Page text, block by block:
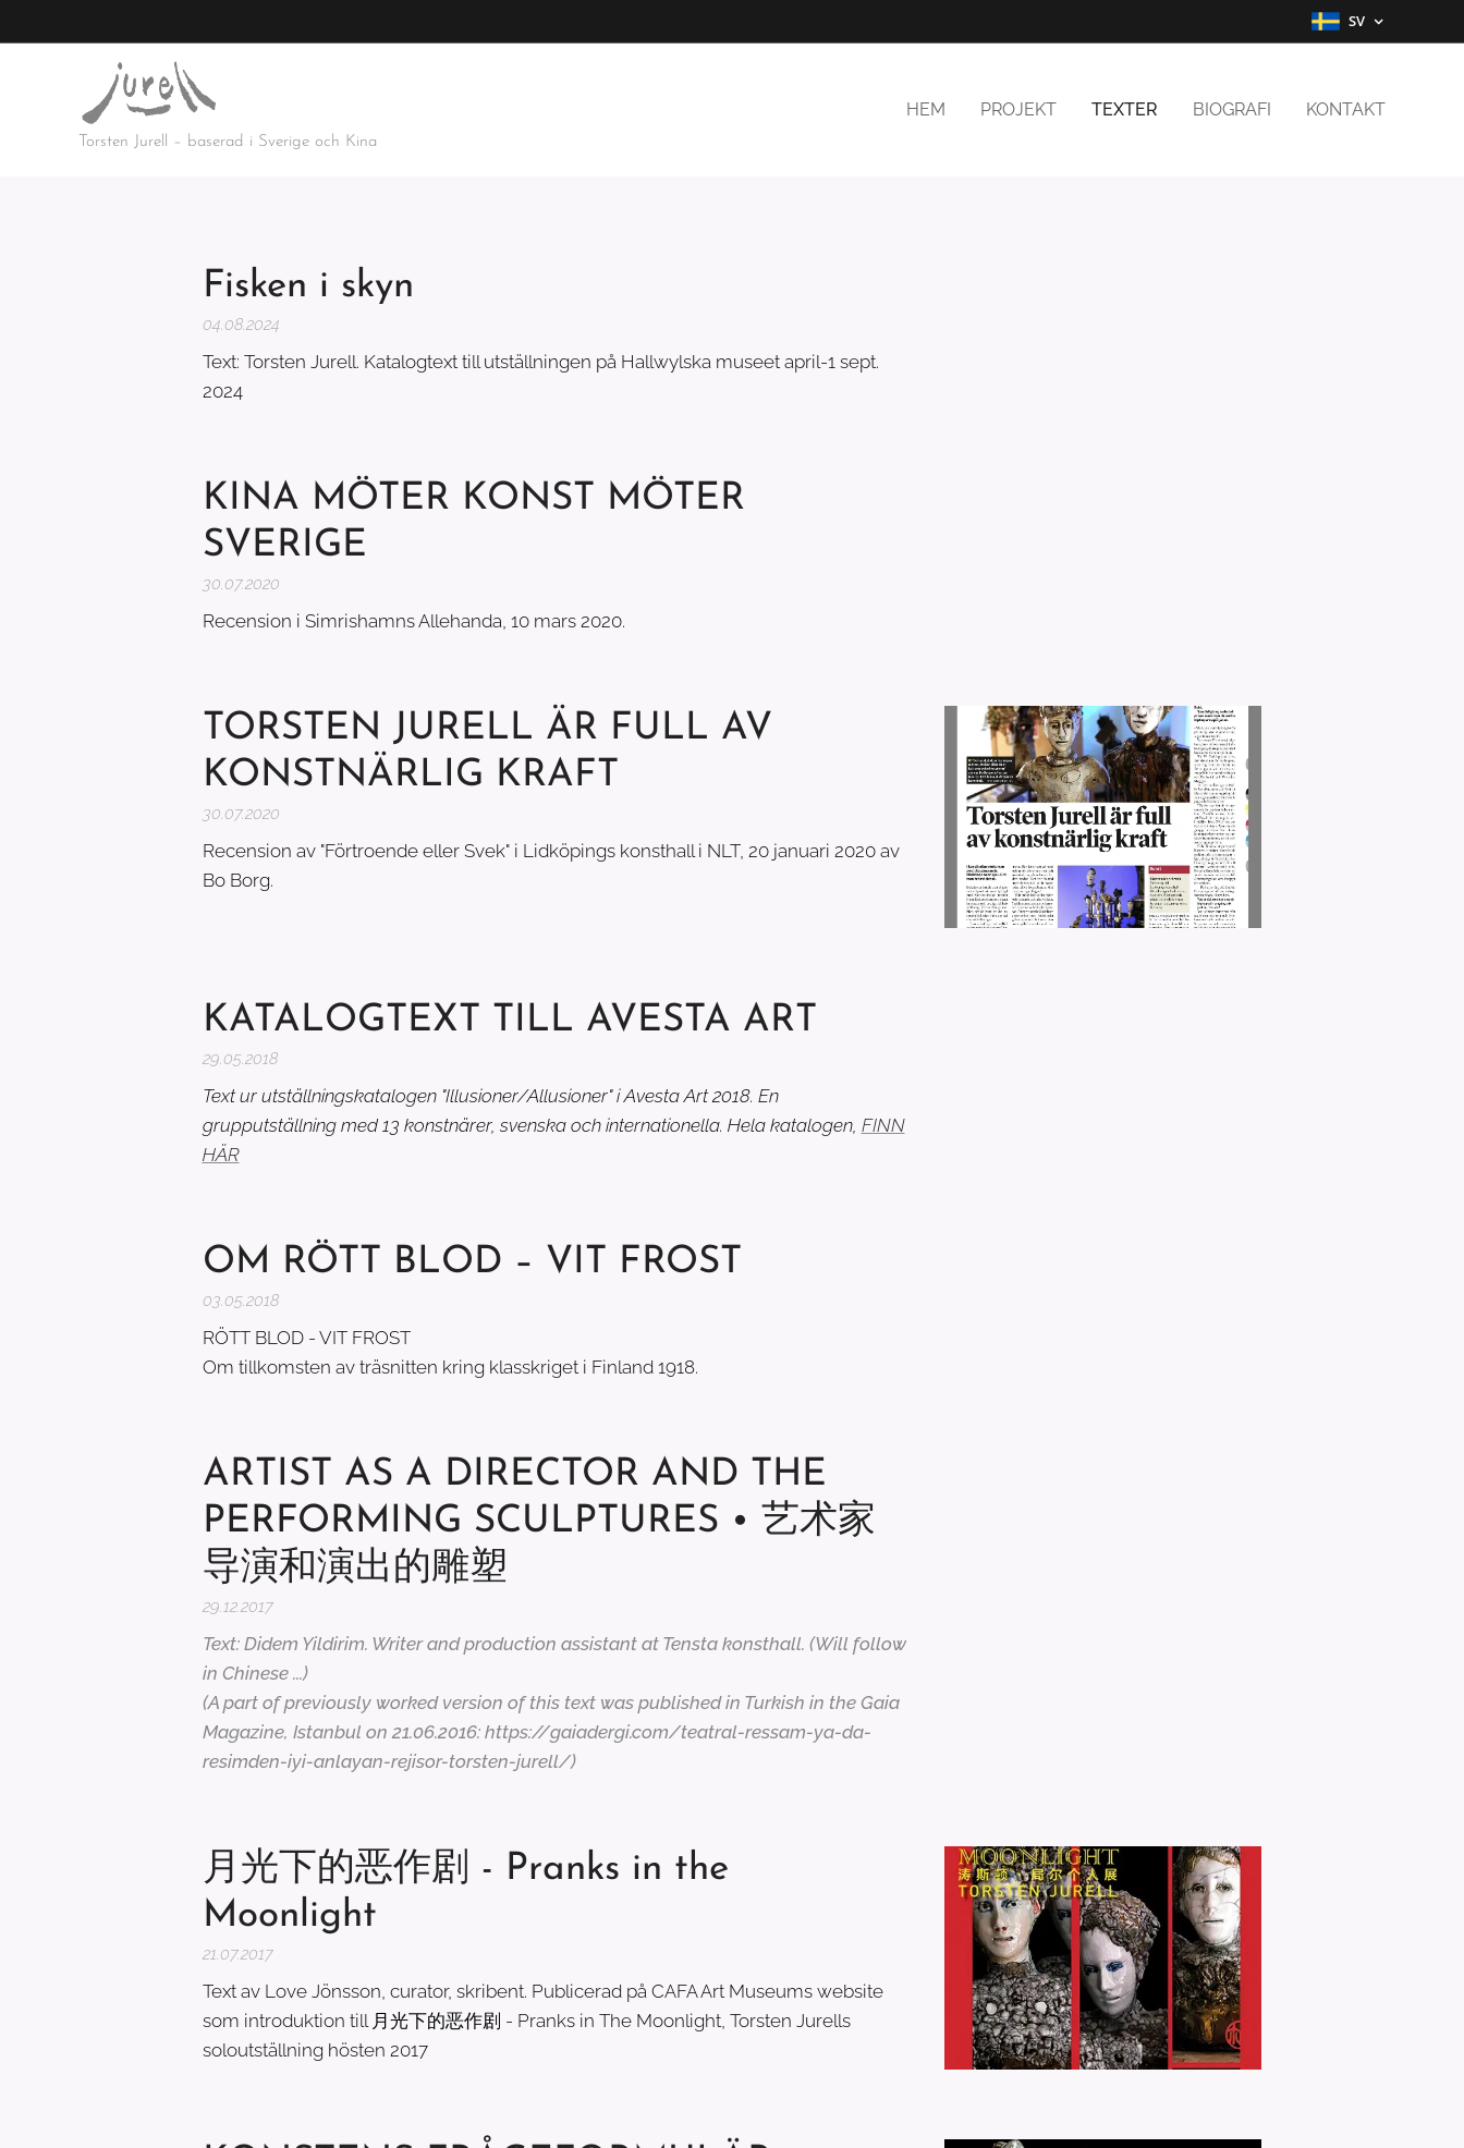
SV
Torsten Jurell – baserad i Sverige och Kina
HEM PROJEKT TEXTER BIOGRAFI KONTAKT
Fisken i skyn
04.08.2024
Text: Torsten Jurell. Katalogtext till utställningen på Hallwylska museet april-1 sept.
2024
KINA MÖTER KONST MÖTER
SVERIGE
30.07.2020
Recension i Simrishamns Allehanda, 10 mars 2020.
TORSTEN JURELL ÄR FULL AV
KONSTNÄRLIG KRAFT
30.07.2020
Recension av "Förtroende eller Svek" i Lidköpings konsthall i NLT, 20 januari 2020 av
Bo Borg.
KATALOGTEXT TILL AVESTA ART
29.05.2018
Text ur utställningskatalogen "Illusioner/Allusioner" i Avesta Art 2018. En
grupputställning med 13 konstnärer, svenska och internationella. Hela katalogen, FINN
HÄR
OM RÖTT BLOD – VIT FROST
03.05.2018
RÖTT BLOD - VIT FROST
Om tillkomsten av träsnitten kring klasskriget i Finland 1918.
ARTIST AS A DIRECTOR AND THE
PERFORMING SCULPTURES • 艺术家
导演和演出的雕塑
29.12.2017
Text: Didem Yildirim. Writer and production assistant at Tensta konsthall. (Will follow
in Chinese ...)
(A part of previously worked version of this text was published in Turkish in the Gaia
Magazine, Istanbul on 21.06.2016: https://gaiadergi.com/teatral-ressam-ya-da-
resimden-iyi-anlayan-rejisor-torsten-jurell/)
月光下的恶作剧 - Pranks in the
Moonlight
21.07.2017
Text av Love Jönsson, curator, skribent. Publicerad på CAFA Art Museums website
som introduktion till 月光下的恶作剧 - Pranks in The Moonlight, Torsten Jurells
soloutställning hösten 2017